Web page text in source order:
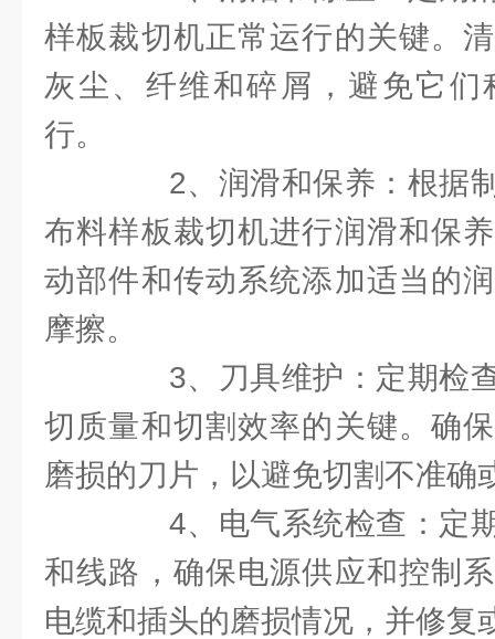
样板裁切机正常运行的关键。
灰尘、纤维和碎屑，避免它
行。
2、润滑和保养：根据制
布料样板裁切机进行润滑和保
动部件和传动系统添加适当的
摩擦。
3、刀具维护：定期检查
切质量和切割效率的关键。确
磨损的刀片，以避免切割不准确
4、电气系统检查：定期
和线路，确保电源供应和控制
电缆和插头的磨损情况，并修复